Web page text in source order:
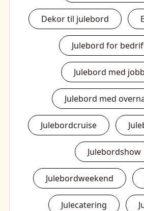
Dekor til julebord
Julebord for
Julebord med
Julebord med
Julebordcruise
Julebordshow
Julebordweekend
Julecatering